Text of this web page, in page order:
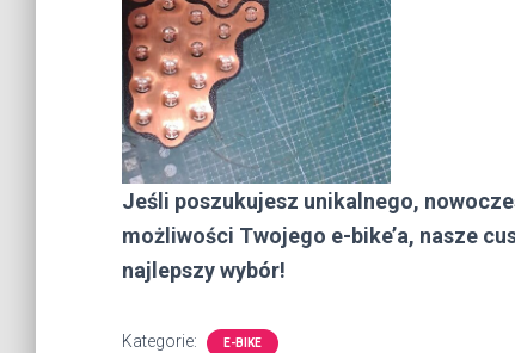
Jeśli poszukujesz unikalnego,
możliwości Twojego e-bike’a, nasze
najlepszy wybór!
Kategorie: E-BIKE